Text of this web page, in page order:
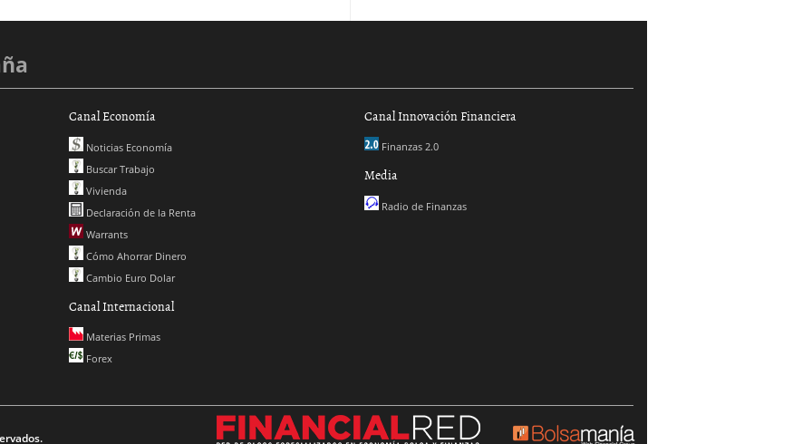
Canal Economía
Noticias Economía
Buscar Trabajo
Vivienda
Declaración de la Renta
Warrants
Cómo Ahorrar Dinero
Cambio Euro Dolar
Canal Internacional
Materias Primas
Forex
Canal Innovación Financiera
Finanzas 2.0
Media
Radio de Finanzas